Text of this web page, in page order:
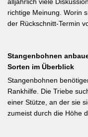
Früchte in
richtige Meinung. Worin
der Rückschnitt-Termin
Flieder und Zierkirsche
Jahr im Sommer. Der
sofort nach dem
nicht geschnitten hat,
Wochen ran. Das
bodennah entfernen,
Stangenbohnen
Sorten im Überblick
Stangenbohnen
Rankhilfe. Die Triebe
einer Stütze, an der sie
zumeist durch die Höhe